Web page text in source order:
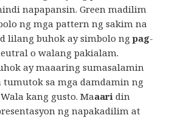
napapansin. Green madilim
ng mga pattern ng sakim na
lilang buhok ay simbolo ngpag-
o walang pakialam.
ay maaaring sumasalamin
tumutok sa mga damdamin ng
kang gusto. Maaari din
ng napakadilim at